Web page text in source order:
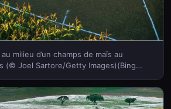
milieu d’un champs de maïs au
(© Joel Sartore/Getty Images)(Bing